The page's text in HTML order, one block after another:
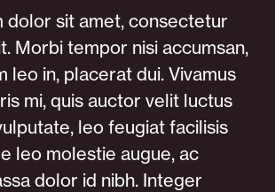
dolor sit amet, consectetur
Morbi tempor nisi accumsan,
leo in, placerat dui. Vivamus
mi, quis auctor velit luctus
leo feugiat facilisis
leo molestie augue, ac
dolor id nibh. Integer